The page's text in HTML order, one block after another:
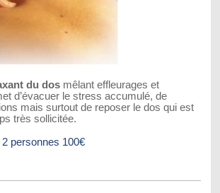
du dosmêlant effleurages et
d’évacuer le stress accumulé, de
mais surtout de reposer le dos qui est
très sollicitée.
personnes 100€